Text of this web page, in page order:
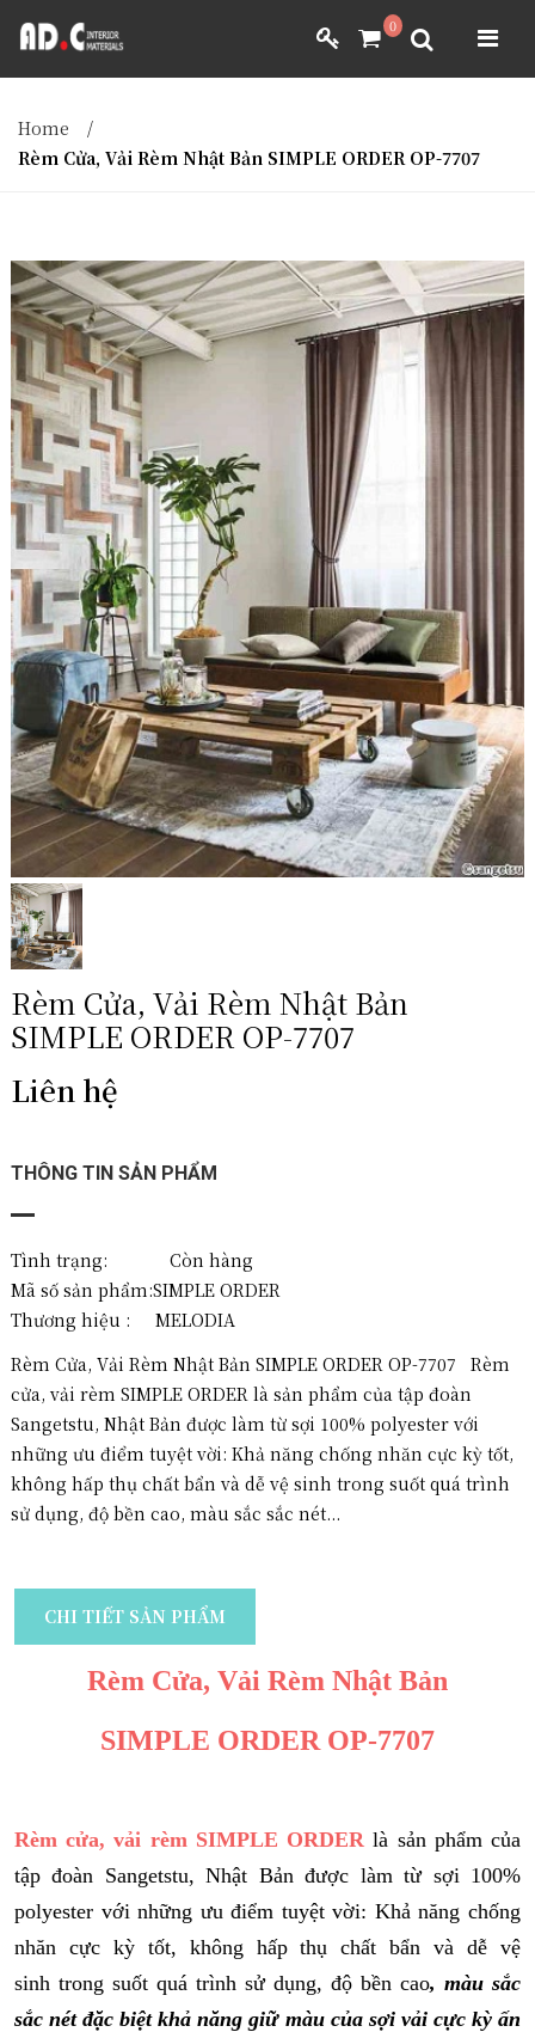
0
DÀNH CHO ĐẠI LÝ
YÊU CẦU BÁO GIÁ
ADC INTERIOR
GIẤY DÁN TƯỜNG NHẬT BẢN
DÀNH CHO ĐẠI LÝ
YÊU CẦU BÁO GIÁ
Home
/
Rèm Cửa, Vải Rèm Nhật Bản SIMPLE ORDER OP-7707
Rèm Cửa, Vải Rèm Nhật Bản
SIMPLE ORDER OP-7707
Liên hệ
THÔNG TIN SẢN PHẨM
Tình trạng: Còn hàng
Mã số sản phẩm:SIMPLE ORDER
Thương hiệu :
MELODIA
Rèm Cửa, Vải Rèm Nhật Bản SIMPLE ORDER OP-7707 Rèm
cửa, vải rèm SIMPLE ORDER là sản phẩm của tập đoàn
Sangetstu, Nhật Bản được làm từ sợi 100% polyester với
những ưu điểm tuyệt vời: Khả năng chống nhăn cực kỳ tốt,
không hấp thụ chất bẩn và dễ vệ sinh trong suốt quá trình
sử dụng, độ bền cao, màu sắc sắc nét...
CHI TIẾT SẢN PHẨM
Rèm Cửa, Vải Rèm Nhật Bản
SIMPLE ORDER OP-7707
Rèm cửa, vải rèm SIMPLE ORDER là sản phẩm của
tập đoàn Sangetstu, Nhật Bản được làm từ sợi 100%
polyester với những ưu điểm tuyệt vời: Khả năng chống
nhăn cực kỳ tốt, không hấp thụ chất bẩn và dễ vệ
sinh trong suốt quá trình sử dụng, độ bền cao, màu sắc
sắc nét đặc biệt khả năng giữ màu của sợi vải cực kỳ ấn